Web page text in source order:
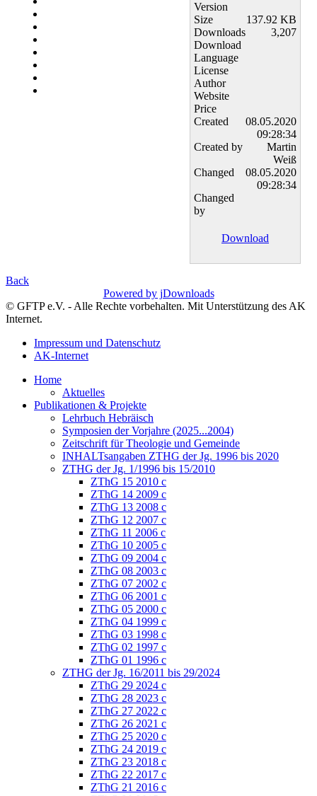
Version
Size
137.92 KB
Downloads
3,207
Download
Language
License
Author
Website
Price
Created
08.05.2020
09:28:34
Created by
Martin
Weiß
Changed
08.05.2020
09:28:34
Changed
by
Download
Back
Powered by jDownloads
© GFTP e.V. - Alle Rechte vorbehalten. Mit Unterstützung des AK
Internet.
Impressum und Datenschutz
AK-Internet
Home
Aktuelles
Publikationen & Projekte
Lehrbuch Hebräisch
Symposien der Vorjahre (2025...2004)
Zeitschrift für Theologie und Gemeinde
INHALTsangaben ZTHG der Jg. 1996 bis 2020
ZTHG der Jg. 1/1996 bis 15/2010
ZThG 15 2010 c
ZThG 14 2009 c
ZThG 13 2008 c
ZThG 12 2007 c
ZThG 11 2006 c
ZThG 10 2005 c
ZThG 09 2004 c
ZThG 08 2003 c
ZThG 07 2002 c
ZThG 06 2001 c
ZThG 05 2000 c
ZThG 04 1999 c
ZThG 03 1998 c
ZThG 02 1997 c
ZThG 01 1996 c
ZTHG der Jg. 16/2011 bis 29/2024
ZThG 29 2024 c
ZThG 28 2023 c
ZThG 27 2022 c
ZThG 26 2021 c
ZThG 25 2020 c
ZThG 24 2019 c
ZThG 23 2018 c
ZThG 22 2017 c
ZThG 21 2016 c